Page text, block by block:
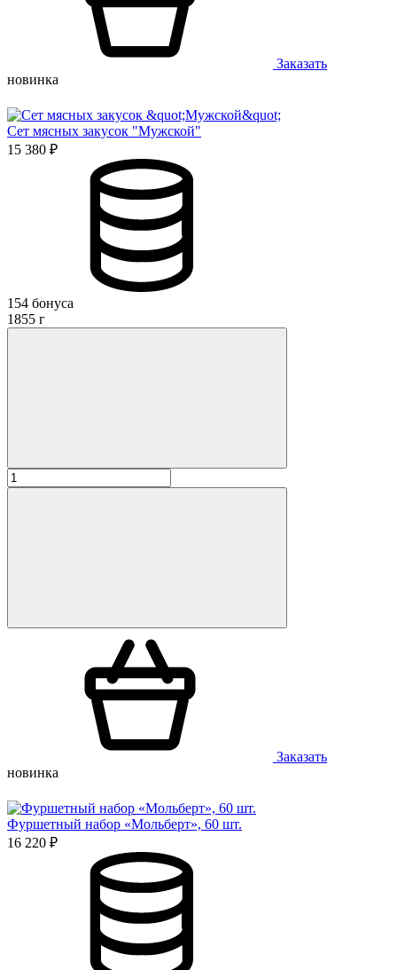
Заказать
новинка
Сет мясных закусок "Мужской"
15 380 ₽
154 бонуса
1855 г
Заказать
новинка
Фуршетный набор «Мольберт», 60 шт.
16 220 ₽